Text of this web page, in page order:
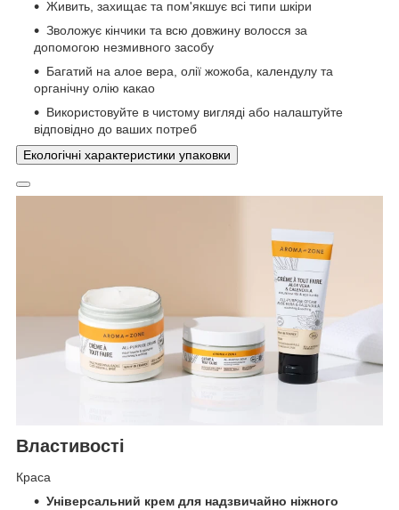
Живить, захищає та пом'якшує всі типи шкіри
Зволожує кінчики та всю довжину волосся за
допомогою незмивного засобу
Багатий на алое вера, олії жожоба, календулу та
органічну олію какао
Використовуйте в чистому вигляді або налаштуйте
відповідно до ваших потреб
Екологічні характеристики упаковки
Властивості
Краса
Універсальний крем для надзвичайно ніжного